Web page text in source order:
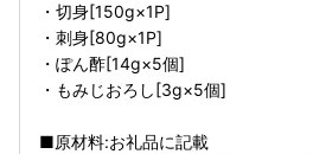
・切身[150g×1P]
・刺身[80g×1P]
・ぽん酢[14g×5個]
・もみじおろし[3g×5個]
■原材料:お礼品に記載